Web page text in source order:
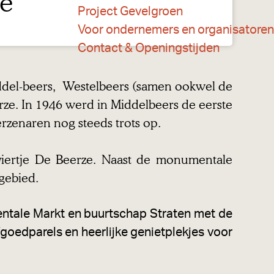
Project Gevelgroen
Voor ondernemers en organisatoren
Contact & Openingstijden
beers, Westelbeers (samen ookwel de
In 1946 werd in Middelbeers de eerste
nog steeds trots op.
De Beerze. Naast de monumentale
Markt en buurtschap Straten met de
en heerlijke genietplekjes voor